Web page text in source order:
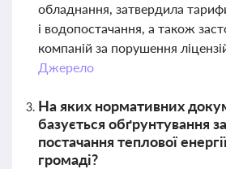
обладнання, затвердила
і водопостачання, а також
компаній за порушення
Джерело
На яких нормативних
базується обґрунтування
постачання теплової
громаді?